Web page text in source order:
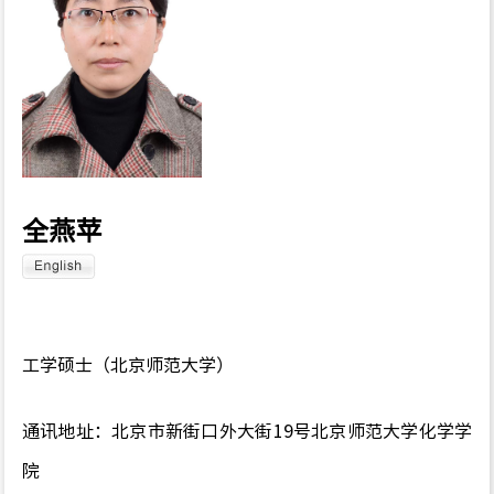
全燕苹
工学硕士（北京师范大学）
通讯地址：北京市新街口外大街19号北京师范大学化学学
院